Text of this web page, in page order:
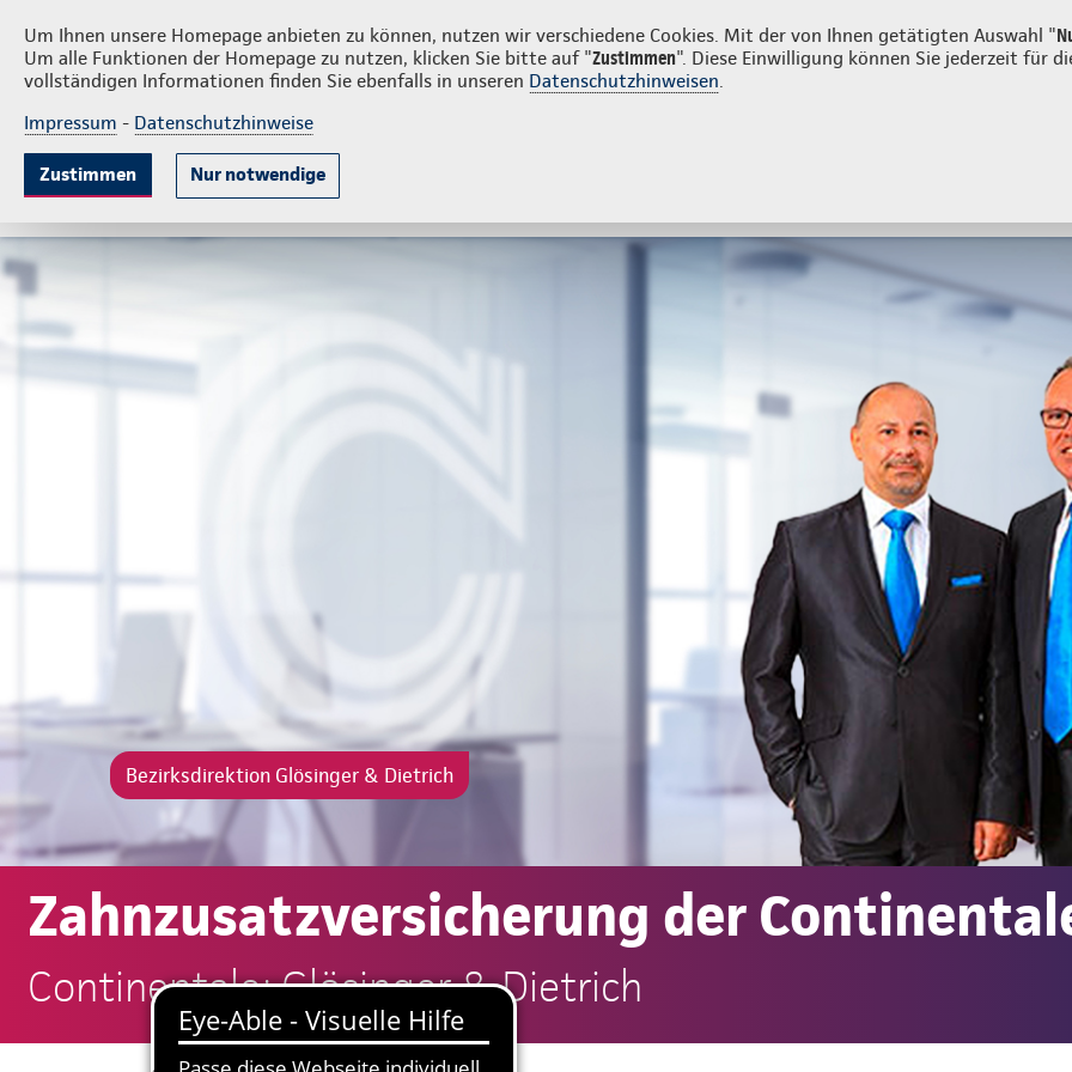
Um Ihnen unsere Homepage anbieten zu können, nutzen wir verschiedene Cookies. Mit der von Ihnen getätigten Auswahl "
Um alle Funktionen der Homepage zu nutzen, klicken Sie bitte auf "Zustimmen". Diese Einwilligung können Sie jederzeit für
vollständigen Informationen finden Sie ebenfalls in unseren Datenschutzhinweisen.
Impressum - Datenschutzhinweise
Zustimmen Nur notwendige
Glösinger & Dietrich PrivatkundenFirmenkunden
KrankenversicherungLebensversicherung
Bezirksdirektion Glösinger & Dietrich
Zahnzusatzversicherung der
Continentale: Glösinger & Dietrich